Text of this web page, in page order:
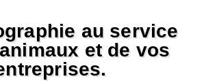
au service
et de vos